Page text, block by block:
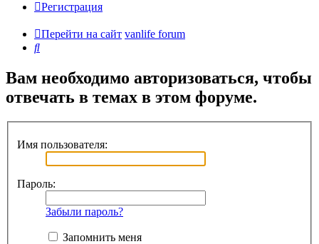
Регистрация
Перейти на сайт vanlife forum
Поиск
Вам необходимо авторизоваться, чтобы
отвечать в темах в этом форуме.
Имя пользователя:
Пароль:
Забыли пароль?
Запомнить меня